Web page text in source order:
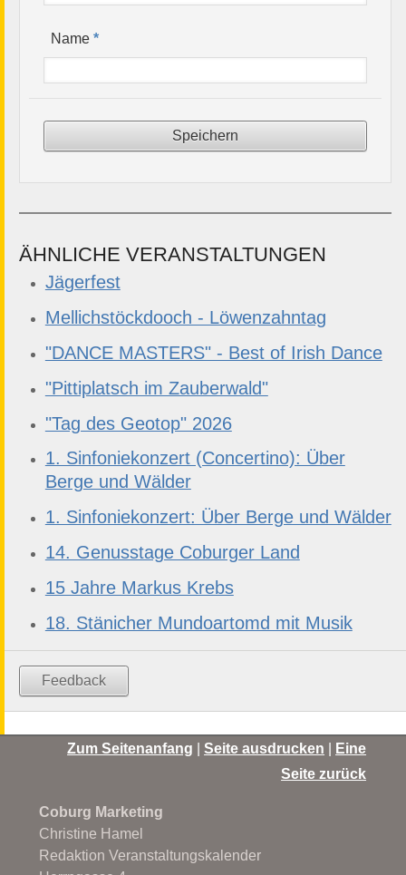
Name*
ÄHNLICHE VERANSTALTUNGEN
Jägerfest
Mellichstöckdooch - Löwenzahntag
"DANCE MASTERS" - Best of Irish Dance
"Pittiplatsch im Zauberwald"
"Tag des Geotop" 2026
1. Sinfoniekonzert (Concertino): Über
Berge und Wälder
1. Sinfoniekonzert: Über Berge und Wälder
14. Genusstage Coburger Land
15 Jahre Markus Krebs
18. Stänicher Mundoartomd mit Musik
Feedback
Zum Seitenanfang |Seite ausdrucken
Eine
Seite zurück
Coburg Marketing
Christine Hamel
Redaktion Veranstaltungskalender